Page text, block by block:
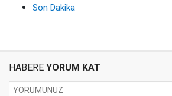
Son Dakika
HABERE YORUM KAT